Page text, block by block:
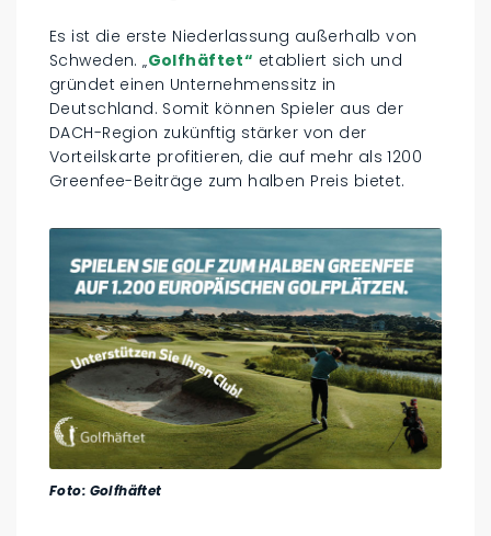
Es ist die erste Niederlassung außerhalb von
Schweden. „Golfhäftet“ etabliert sich und
gründet einen Unternehmenssitz in
Deutschland. Somit können Spieler aus der
DACH-Region zukünftig stärker von der
Vorteilskarte profitieren, die auf mehr als 1200
Greenfee-Beiträge zum halben Preis bietet.
Foto: Golfhäftet